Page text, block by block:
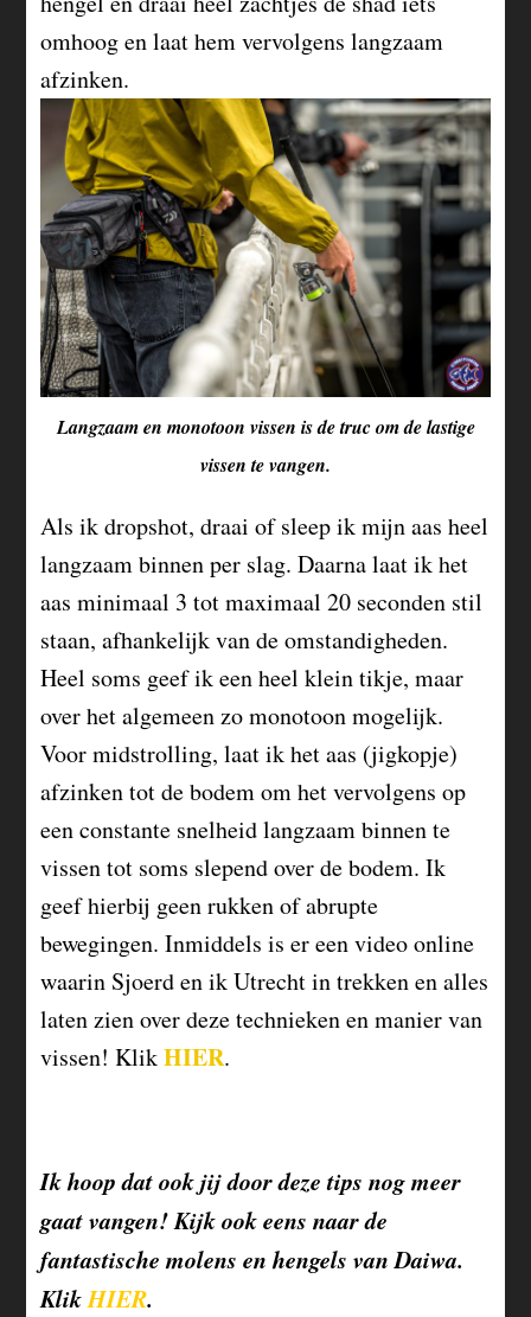
omhoog en laat hem vervolgens langzaam
afzinken.
Langzaam en monotoon vissen is de truc om de lastige
vissen te vangen.
Als ik dropshot, draai of sleep ik mijn aas heel
langzaam binnen per slag. Daarna laat ik het
aas minimaal 3 tot maximaal 20 seconden stil
staan, afhankelijk van de omstandigheden.
Heel soms geef ik een heel klein tikje, maar
over het algemeen zo monotoon mogelijk.
Voor midstrolling, laat ik het aas (jigkopje)
afzinken tot de bodem om het vervolgens op
een constante snelheid langzaam binnen te
vissen tot soms slepend over de bodem. Ik
geef hierbij geen rukken of abrupte
bewegingen. Inmiddels is er een video online
waarin Sjoerd en ik Utrecht in trekken en alles
laten zien over deze technieken en manier van
vissen! KlikHIER.
Ik hoop dat ook jij door deze tips nog meer
gaat vangen! Kijk ook eens naar de
fantastische molens en hengels van Daiwa.
KlikHIER.